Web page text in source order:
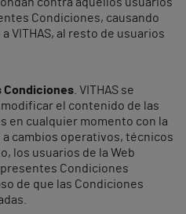
Condiciones, causando
VITHAS, al resto de usuarios
Condiciones . VITHAS se
el contenido de las
en cualquier momento con la
cambios operativos, técnicos
los usuarios de la Web
Condiciones
de que las Condiciones